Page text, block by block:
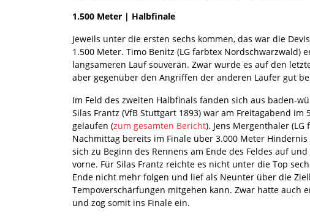
1.500 Meter | Halbfinale
Jeweils unter die ersten sechs kommen, das war die
1.500 Meter. Timo Benitz (LG farbtex Nordschwarzwald)
langsameren Lauf souverän. Zwar wurde es auf den
aber gegenüber den Angriffen der anderen Läufer gut
Im Feld des zweiten Halbfinals fanden sich aus baden-
Silas Frantz (VfB Stuttgart 1893) war am Freitagabend
gelaufen (zum gesamten Bericht). Jens Mergenthaler
Nachmittag bereits im Finale über 3.000 Meter
sich zu Beginn des Rennens am Ende des Feldes auf
vorne. Für Silas Frantz reichte es nicht unter die Top
Ende nicht mehr folgen und lief als Neunter über die
Tempoverschärfungen mitgehen kann. Zwar hatte auch
und zog somit ins Finale ein.